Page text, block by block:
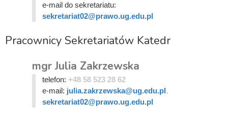
e-mail do sekretariatu:
sekretariat02@prawo.ug.edu.pl
Pracownicy Sekretariatów Katedr
mgr Julia Zakrzewska
telefon: +48 58 523 28 62
e-mail: julia.zakrzewska@ug.edu.pl,
sekretariat02@prawo.ug.edu.pl